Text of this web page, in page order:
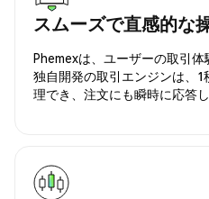
スムーズで直感的な
Phemexは、ユーザーの取引体
独自開発の取引エンジンは、
理でき、注文にも瞬時に応答し